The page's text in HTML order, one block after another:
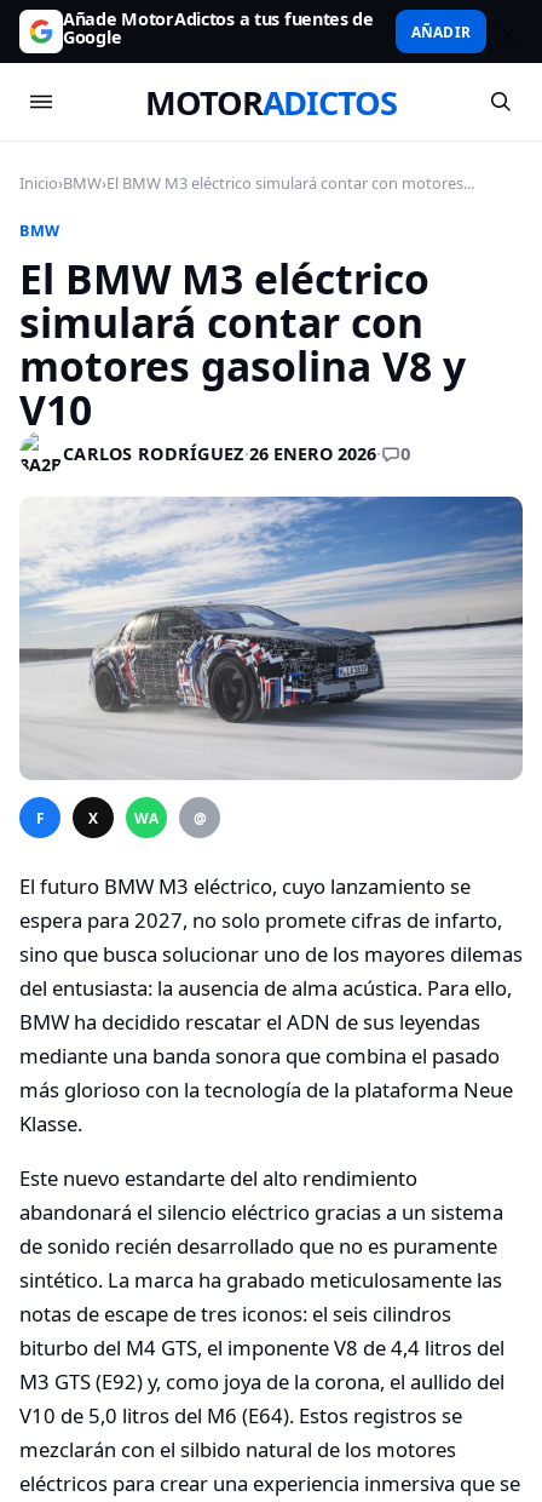
Añade MotorAdictos a tus fuentes de
Google AÑADIR
MOTORADICTOS
Inicio›BMW›El BMW M3 eléctrico simulará contar con motores...
BMW
El BMW M3 eléctrico
simulará contar con
motores gasolina V8 y
V10
CARLOS RODRÍGUEZ·26 ENERO 2026· 0
F X WA @
El futuro BMW M3 eléctrico, cuyo lanzamiento se
espera para 2027, no solo promete cifras de infarto,
sino que busca solucionar uno de los mayores dilemas
del entusiasta: la ausencia de alma acústica. Para ello,
BMW ha decidido rescatar el ADN de sus leyendas
mediante una banda sonora que combina el pasado
más glorioso con la tecnología de la plataforma Neue
Klasse.
Este nuevo estandarte del alto rendimiento
abandonará el silencio eléctrico gracias a un sistema
de sonido recién desarrollado que no es puramente
sintético. La marca ha grabado meticulosamente las
notas de escape de tres iconos: el seis cilindros
biturbo del M4 GTS, el imponente V8 de 4,4 litros del
M3 GTS (E92) y, como joya de la corona, el aullido del
V10 de 5,0 litros del M6 (E64). Estos registros se
mezclarán con el silbido natural de los motores
eléctricos para crear una experiencia inmersiva que se